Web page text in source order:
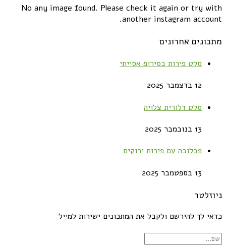
No any image found. Please check it again or try with
another instagram account.
מתכונים אחרונים
סלט פירות בסירופ אסייתי
12 בדצמבר 2025
סלט דלורית צלויה
13 בנובמבר 2025
פבלובה עם פירות ירוקים
13 בספטמבר 2025
ניוזלטר
כדאי לך להירשם ולקבל את המתכונים ישירות למייל